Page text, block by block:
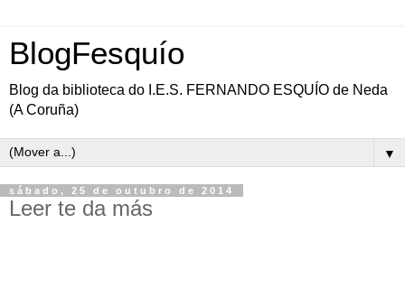
BlogFesquío
Blog da biblioteca do I.E.S. FERNANDO ESQUÍO de Neda
(A Coruña)
▼
sábado, 25 de outubro de 2014
Leer te da más